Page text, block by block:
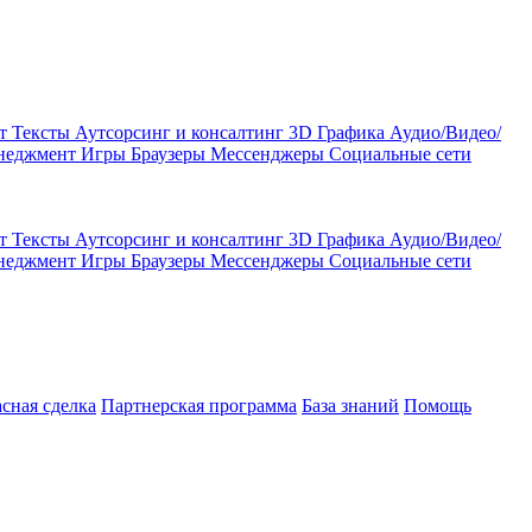
Тексты Аутсорсинг и консалтинг 3D Графика Аудио/Видео/
Игры Браузеры Мессенджеры Социальные сети
Тексты Аутсорсинг и консалтинг 3D Графика Аудио/Видео/
Игры Браузеры Мессенджеры Социальные сети
сделка Партнерская программа База знаний Помощь